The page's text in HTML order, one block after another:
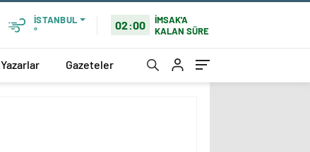
İSTANBUL
°
02:00
İMSAK'A
KALAN SÜRE
Yazarlar Gazeteler